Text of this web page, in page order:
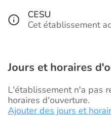
CESU
Cet établissement
Jours et horaires
L'établissement n'a pas
horaires d'ouverture.
Ajouter des jours et